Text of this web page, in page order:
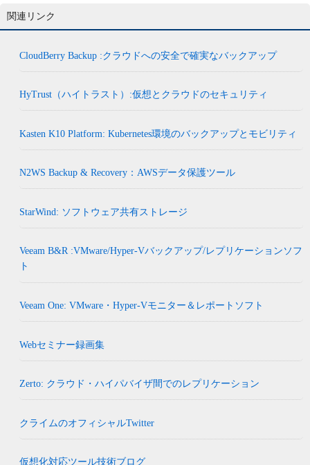
関連リンク
CloudBerry Backup :クラウドへの安全で確実なバックアップ
HyTrust（ハイトラスト）:仮想とクラウドのセキュリティ
Kasten K10 Platform: Kubernetes環境のバックアップとモビリティ
N2WS Backup & Recovery：AWSデータ保護ツール
StarWind: ソフトウェア共有ストレージ
Veeam B&R :VMware/Hyper-Vバックアップ/レプリケーションソフ
ト
Veeam One: VMware・Hyper-Vモニター＆レポートソフト
Webセミナー録画集
Zerto: クラウド・ハイパバイザ間でのレプリケーション
クライムのオフィシャルTwitter
仮想化対応ツール技術ブログ